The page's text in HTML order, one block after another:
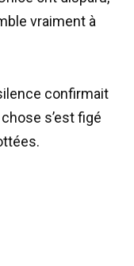
vraiment à
confirmait
s’est figé